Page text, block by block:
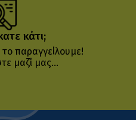
κάτι;
παραγγείλουμε!
μαζί μας...